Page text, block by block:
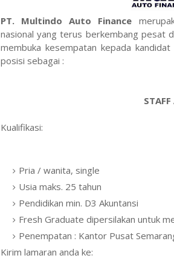
PT. Multindo Auto Finance
nasional yang terus berkembang pesat
membuka kesempatan kepada
posisi sebagai :
Kualifikasi:
Pria / wanita, single
Usia maks. 25 tahun
Pendidikan min. D3 Akuntansi
Fresh Graduate dipersilakan untuk
Penempatan : Kantor Pusat
Kirim lamaran anda ke: